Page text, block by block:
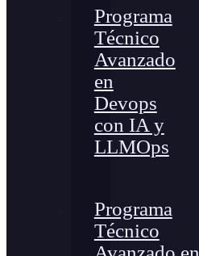
Programa
Técnico
Avanzado
en
Devops
con IA y
LLMOps
Programa
Técnico